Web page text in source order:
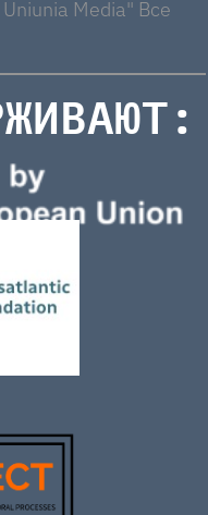
Media" Все